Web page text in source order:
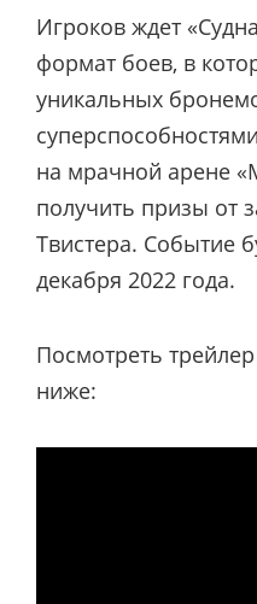
Игроков ждет
формат боев, в
уникальных
на мрачной арене
получить призы от
Твистера. Событие
декабря 2022 года.
Посмотреть
ниже: